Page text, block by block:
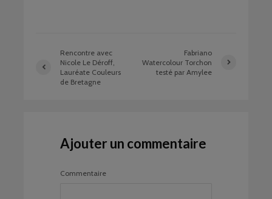
Rencontre avec
Nicole Le Déroff,
Lauréate Couleurs
de Bretagne
Fabriano
Watercolour Torchon
testé par Amylee
Ajouter un commentaire
Commentaire